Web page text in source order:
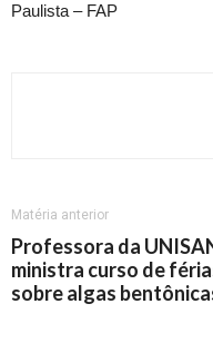
Paulista – FAP
Matéria anterior
Professora da
ministra curso de
sobre algas